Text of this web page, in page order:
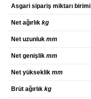
Asgari sipariş miktarı birimi
Net ağırlık kg
Net uzunluk mm
Net genişlik mm
Net yükseklik mm
Brüt ağırlık kg